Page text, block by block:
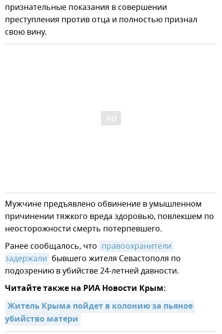
признательные показания в совершении
преступления против отца и полностью признал
свою вину.
Мужчине предъявлено обвинение в умышленном
причинении тяжкого вреда здоровью, повлекшем по
неосторожности смерть потерпевшего.
Ранее сообщалось, что правоохранители
задержали бывшего жителя Севастополя по
подозрению в убийстве 24-летней давности.
Читайте также на РИА Новости Крым:
Житель Крыма пойдет в колонию за пьяное
убийство матери